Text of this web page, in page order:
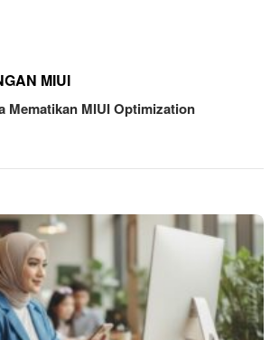
MIUI
Mematikan MIUI Optimization